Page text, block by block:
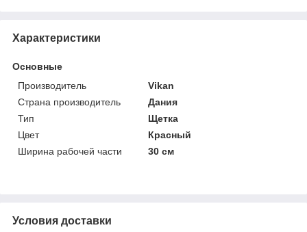
Характеристики
Основные
Производитель
Vikan
Страна производитель
Дания
Тип
Щетка
Цвет
Красный
Ширина рабочей части
30 см
Условия доставки